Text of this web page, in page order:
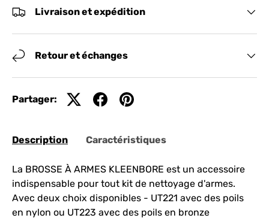
Livraison et expédition
Retour et échanges
Partager:
Description Caractéristiques
La BROSSE À ARMES KLEENBORE est un accessoire
indispensable pour tout kit de nettoyage d'armes.
Avec deux choix disponibles - UT221 avec des poils
en nylon ou UT223 avec des poils en bronze